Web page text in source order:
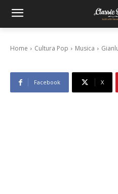
Home Cultura Pop Musica
Gianluca Grignani –
Facebook X